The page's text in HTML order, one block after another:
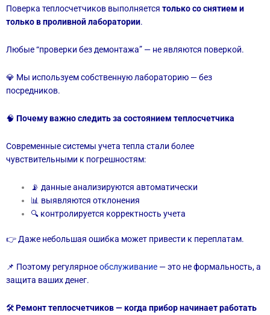
Поверка теплосчетчиков выполняется только со снятием и
только в проливной лаборатории.
Любые “проверки без демонтажа” — не являются поверкой.
💎 Мы используем собственную лабораторию — без
посредников.
🧠 Почему важно следить за состоянием теплосчетчика
Современные системы учета тепла стали более
чувствительными к погрешностям:
📡 данные анализируются автоматически
📊 выявляются отклонения
🔍 контролируется корректность учета
👉 Даже небольшая ошибка может привести к переплатам.
📌 Поэтому регулярноеобслуживание — это не формальность, а
защита ваших денег.
🛠Ремонт теплосчетчиков — когда прибор начинает работать